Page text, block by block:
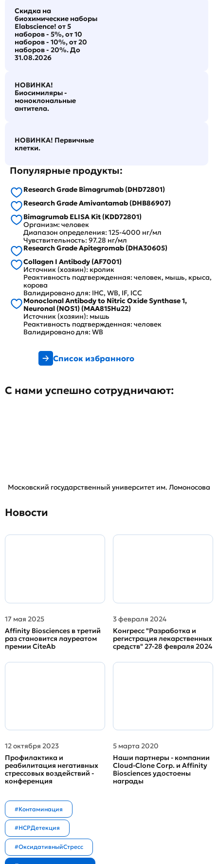
Скидка на
биохимические наборы
Elabscience! от 5
наборов - 5%, от 10
наборов - 10%, от 20
наборов - 20%. До
31.08.2026
НОВИНКА!
Биосимиляры -
моноклональные
антитела.
НОВИНКА! Первичные
клетки.
Популярные продукты:
Research Grade Bimagrumab (DHD72801)
Research Grade Amivantamab (DHB86907)
Bimagrumab ELISA Kit (KDD72801)
Организм: человек
Диапазон определения: 125-4000 нг/мл
Чувствительность: 97.28 нг/мл
Research Grade Apitegromab (DHA30605)
Collagen I Antibody (AF7001)
Источник (хозяин): кролик
Реактивность подтвержденная: человек, мышь, крыса,
корова
Валидировано для: IHC, WB, IF, ICC
Monoclonal Antibody to Nitric Oxide Synthase 1,
Neuronal (NOS1) (MAA815Hu22)
Источник (хозяин): мышь
Реактивность подтвержденная: человек
Валидировано для: WB
Список избранного
С нами успешно сотрудничают:
Московский государственный университет им. Ломоносова
Новости
17 мая 2025
Affinity Biosciences в третий
раз становится лауреатом
премии CiteAb
3 февраля 2024
Конгресс "Разработка и
регистрация лекарственных
средств" 27-28 февраля 2024
12 октября 2023
Профилактика и
реабилитация негативных
стрессовых воздействий -
конференция
5 марта 2020
Наши партнеры - компании
Cloud-Clone Corp. и Affinity
Biosciences удостоены
награды
#Контаминация
#HCPДетекция
#ОксидативныйСтресс